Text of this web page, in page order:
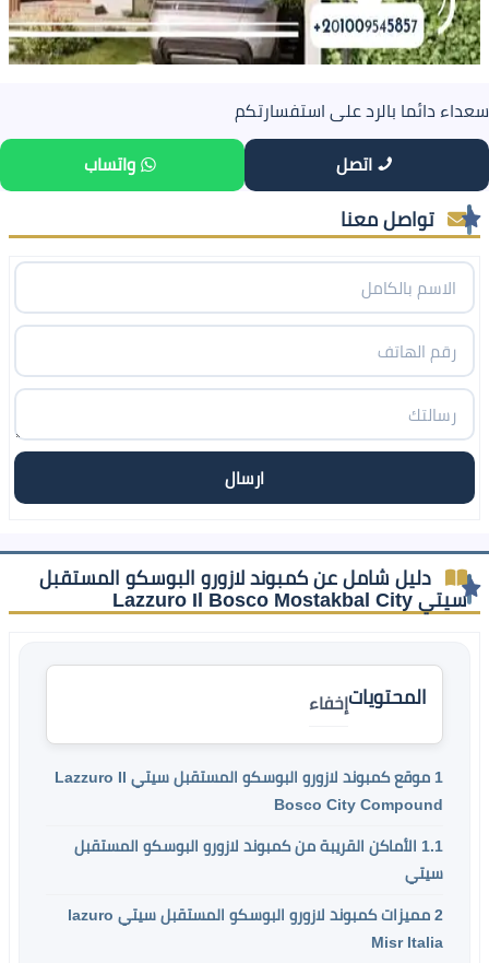
سعداء دائما بالرد على استفسارتكم
اتصل واتساب
تواصل معنا
دليل شامل عن كمبوند لازورو البوسكو المستقبل
سيتي Lazzuro Il Bosco Mostakbal City
المحتوياتإخفاء
1
موقع كمبوند لازورو البوسكو المستقبل سيتي Lazzuro Il
Bosco City Compound
1.1 الأماكن القريبة من كمبوند لازورو البوسكو المستقبل
سيتي
2
مميزات كمبوند لازورو البوسكو المستقبل سيتي lazuro
Misr Italia